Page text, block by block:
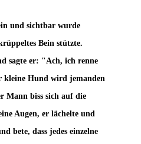
und sichtbar wurde
Bein stützte.
sagte er: "Ach, ich renne
kleine Hund wird jemanden
Mann biss sich auf die
Augen, er lächelte und
bete, dass jedes einzelne